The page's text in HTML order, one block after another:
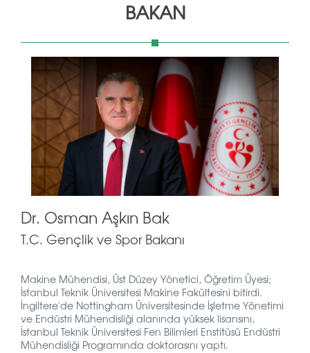
BAKAN
Dr. Osman Aşkın Bak
T.C. Gençlik ve Spor Bakanı
Makine Mühendisi, Üst Düzey Yönetici, Öğretim Üyesi;
İstanbul Teknik Üniversitesi Makine Fakültesini bitirdi.
İngiltere'de Nottingham Üniversitesinde İşletme Yönetimi
ve Endüstri Mühendisliği alanında yüksek lisansını,
İstanbul Teknik Üniversitesi Fen Bilimleri Enstitüsü Endüstri
Mühendisliği Programında doktorasını yaptı.